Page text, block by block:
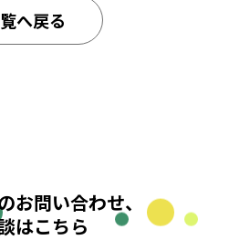
へ戻る
お問い合わせ、
はこちら